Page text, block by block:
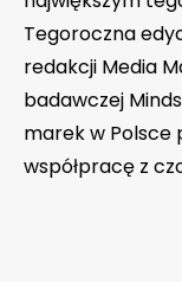
Tegoroczna
redakcji Media
badawczej
marek w Polsce
współpracę z